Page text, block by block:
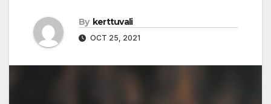
By kerttuvali
OCT 25, 2021